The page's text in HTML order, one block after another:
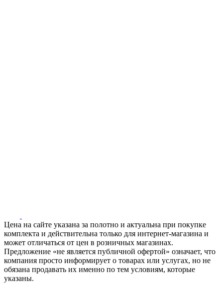
Цена на сайте указана за полотно и актуальна при покупке
комплекта и действительна только для интернет-магазина и
может отличаться от цен в розничных магазинах.
Предложение «не является публичной офертой» означает, что
компания просто информирует о товарах или услугах, но не
обязана продавать их именно по тем условиям, которые
указаны.